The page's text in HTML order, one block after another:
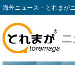
海外ニュース – とれまが